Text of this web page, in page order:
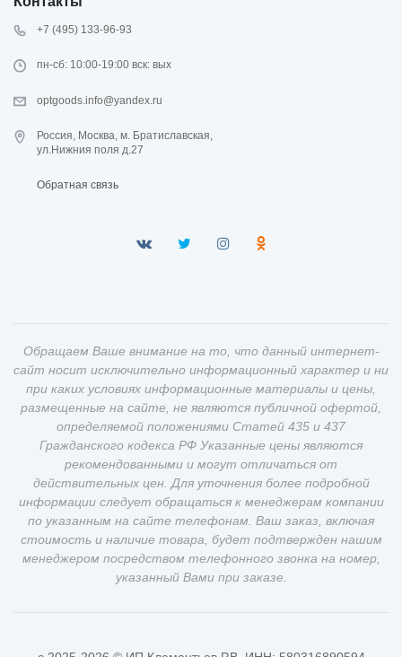
+7 (495) 133-96-93
пн-сб: 10:00-19:00 вск: вых
optgoods.info@yandex.ru
Россия, Москва, м. Братиславская,
ул.Нижния поля д.27
Обратная связь
Обращаем Ваше внимание на то, что данный интернет-
сайт носит исключительно информационный характер и ни
при каких условиях информационные материалы и цены,
размещенные на сайте, не являются публичной офертой,
определяемой положениями Статей 435 и 437
Гражданского кодекса РФ Указанные цены являются
рекомендованными и могут отличаться от
действительных цен. Для уточнения более подробной
информации следует обращаться к менеджерам компании
по указанным на сайте телефонам. Ваш заказ, включая
стоимость и наличие товара, будет подтвержден нашим
менеджером посредством телефонного звонка на номер,
указанный Вами при заказе.